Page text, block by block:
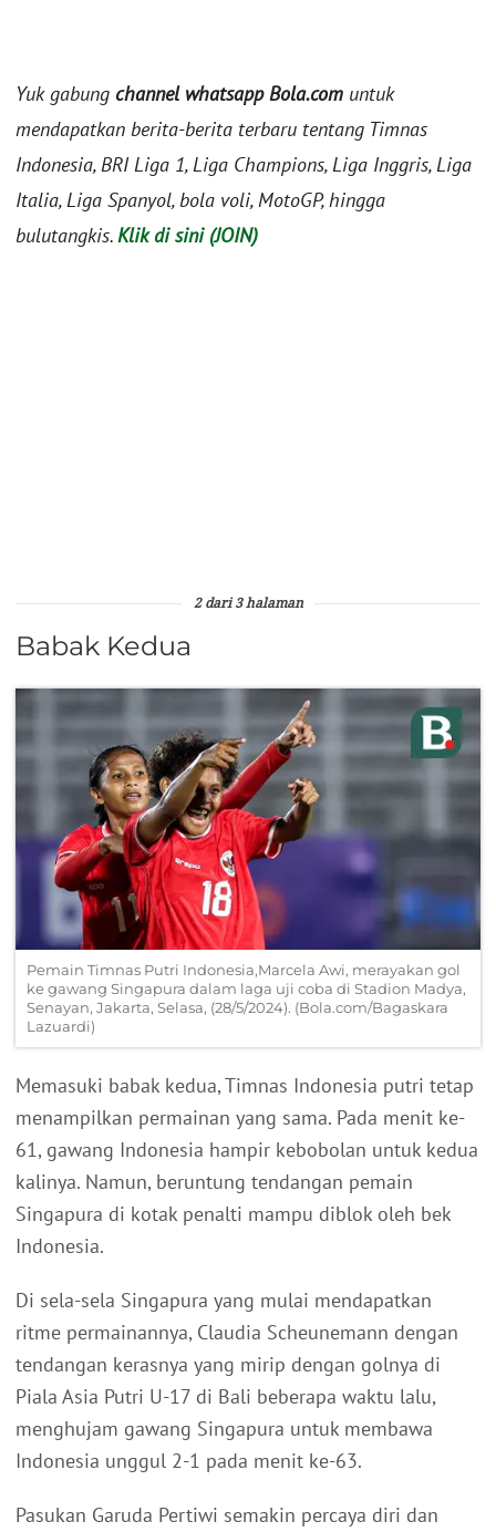
Yuk gabung channel whatsapp Bola.com untuk
mendapatkan berita-berita terbaru tentang Timnas
Indonesia, BRI Liga 1, Liga Champions, Liga Inggris, Liga
Italia, Liga Spanyol, bola voli, MotoGP, hingga
bulutangkis.Klik di sini (JOIN)
2 dari 3 halaman
Babak Kedua
Pemain Timnas Putri Indonesia,Marcela Awi, merayakan gol
ke gawang Singapura dalam laga uji coba di Stadion Madya,
Senayan, Jakarta, Selasa, (28/5/2024). (Bola.com/Bagaskara
Lazuardi)
Memasuki babak kedua, Timnas Indonesia putri tetap
menampilkan permainan yang sama. Pada menit ke-
61, gawang Indonesia hampir kebobolan untuk kedua
kalinya. Namun, beruntung tendangan pemain
Singapura di kotak penalti mampu diblok oleh bek
Indonesia.
Di sela-sela Singapura yang mulai mendapatkan
ritme permainannya, Claudia Scheunemann dengan
tendangan kerasnya yang mirip dengan golnya di
Piala Asia Putri U-17 di Bali beberapa waktu lalu,
menghujam gawang Singapura untuk membawa
Indonesia unggul 2-1 pada menit ke-63.
Pasukan Garuda Pertiwi semakin percaya diri dan